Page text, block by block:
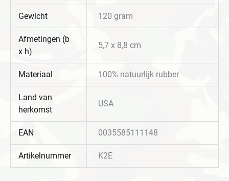
Gewicht 120 gram
Afmetingen (b
x h)
5,7 x 8,8 cm
Materiaal 100% natuurlijk rubber
Land van
herkomst
USA
EAN 0035585111148
Artikelnummer K2E